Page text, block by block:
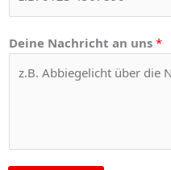
Deine Nachricht an uns *